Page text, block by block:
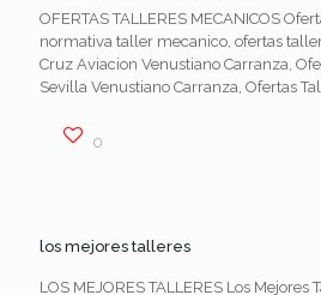
OFERTAS TALLERES MECANICOS
normativa taller mecanico, ofertas
Cruz Aviacion Venustiano Carranza,
Sevilla Venustiano Carranza, Ofertas
0
los mejores talleres
LOS MEJORES TALLERES Los Mejores